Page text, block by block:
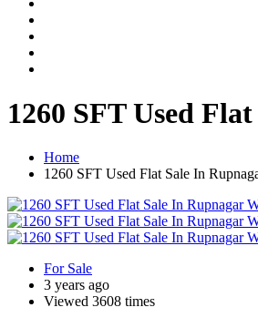
1260 SFT Used
Home
1260 SFT Used Flat Sale In
For Sale
3 years ago
Viewed 3608 times